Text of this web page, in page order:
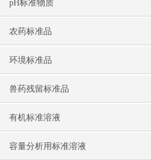
pH标准物质
农药标准品
环境标准品
兽药残留标准品
有机标准溶液
容量分析用标准溶液